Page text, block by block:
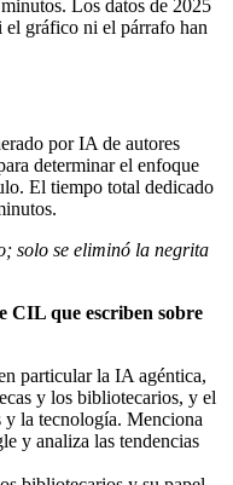
Los datos de 2025
gráfico ni el párrafo han
por IA de autores
determinar el enfoque
El tiempo total dedicado
solo se eliminó la negrita
CIL que escriben sobre
particular la IA agéntica,
y los bibliotecarios, y el
y la tecnología. Menciona
y analiza las tendencias